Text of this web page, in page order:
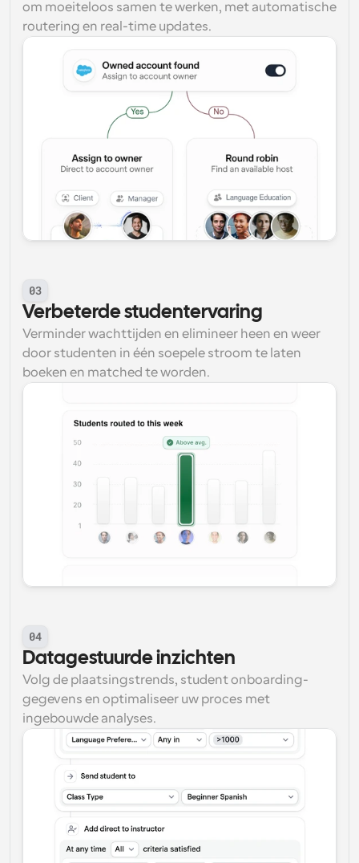
om moeiteloos samen te werken, met automatische
routering en real-time updates.
03
Verbeterde studentervaring
Verminder wachttijden en elimineer heen en weer
door studenten in één soepele stroom te laten
boeken en matched te worden.
04
Datagestuurde inzichten
Volg de plaatsingstrends, student onboarding-
gegevens en optimaliseer uw proces met
ingebouwde analyses.